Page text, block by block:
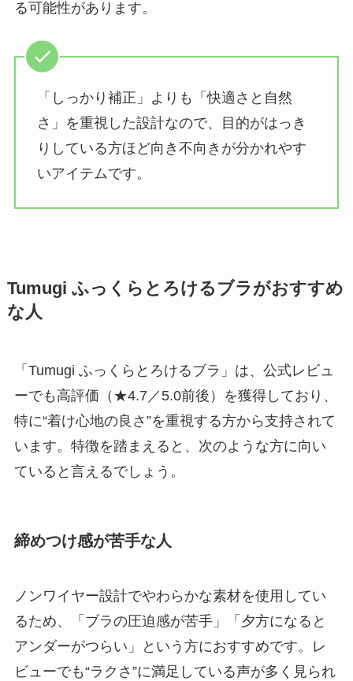
る可能性があります。
「しっかり補正」よりも「快適さと自然
さ」を重視した設計なので、目的がはっき
りしている方ほど向き不向きが分かれやす
いアイテムです。
Tumugi ふっくらとろけるブラがおすすめ
な人
「Tumugi ふっくらとろけるブラ」は、公式レビュ
ーでも高評価（★4.7／5.0前後）を獲得しており、
特に“着け心地の良さ”を重視する方から支持されて
います。特徴を踏まえると、次のような方に向い
ていると言えるでしょう。
締めつけ感が苦手な人
ノンワイヤー設計でやわらかな素材を使用してい
るため、「ブラの圧迫感が苦手」「夕方になると
アンダーがつらい」という方におすすめです。レ
ビューでも“ラクさ”に満足している声が多く見られ